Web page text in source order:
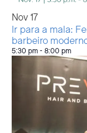
Nov 17
Ir para a mala:
barbeiro
5:30 pm- 8:00 pm